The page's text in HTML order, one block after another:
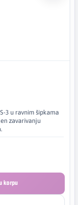
3 u ravnim šipkama
zavarivanju
korpu